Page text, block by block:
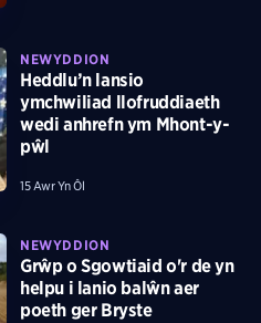
NEWYDDION
Heddlu’n lansio
ymchwiliad llofruddiaeth
wedi anhrefn ym Mhont-y-
pŵl
15 Awr Yn Ôl
NEWYDDION
Grŵp o Sgowtiaid o'r de yn
helpu i lanio balŵn aer
poeth ger Bryste